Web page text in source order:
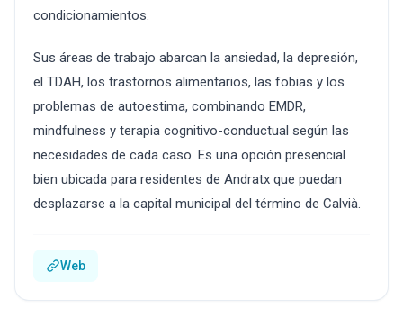
condicionamientos.
Sus áreas de trabajo abarcan la ansiedad, la depresión,
el TDAH, los trastornos alimentarios, las fobias y los
problemas de autoestima, combinando EMDR,
mindfulness y terapia cognitivo-conductual según las
necesidades de cada caso. Es una opción presencial
bien ubicada para residentes de Andratx que puedan
desplazarse a la capital municipal del término de Calvià.
Web